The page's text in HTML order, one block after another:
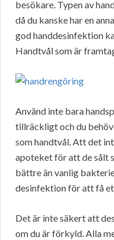
besökare. Typen av
då du kanske har en
god handdesinfektion
Handtvål som är
Använd inte bara
tillräckligt och du
som handtvål. Att det
apoteket för att de sålt
bättre än vanlig
desinfektion för att få
Det är inte säkert att
om du är förkyld. Alla